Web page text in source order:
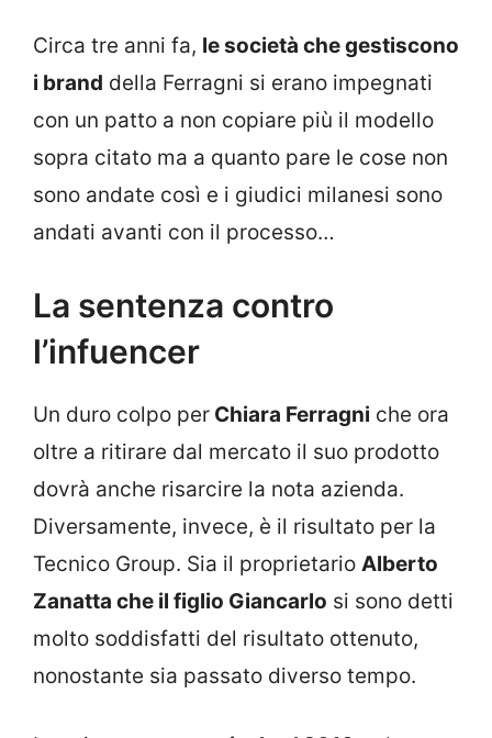
Circa tre anni fa, le società che gestiscono
i brand della Ferragni si erano impegnati
con un patto a non copiare più il modello
sopra citato ma a quanto pare le cose non
sono andate così e i giudici milanesi sono
andati avanti con il processo…
La sentenza contro
l’infuencer
Un duro colpo per Chiara Ferragni che ora
oltre a ritirare dal mercato il suo prodotto
dovrà anche risarcire la nota azienda.
Diversamente, invece, è il risultato per la
Tecnico Group. Sia il proprietario Alberto
Zanatta che il figlio Giancarlo si sono detti
molto soddisfatti del risultato ottenuto,
nonostante sia passato diverso tempo.